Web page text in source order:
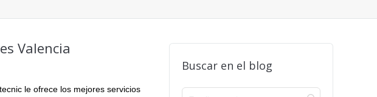
portuaria
marinos
Valencia
le ofrece los mejores servicios
Buscar en el blog